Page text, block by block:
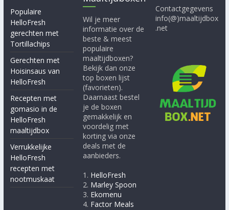
Populaire
HelloFresh
gerechten met
Tortillachips
Gerechten met
Hoisinsaus van
HelloFresh
Recepten met
gomasio in de
HelloFresh
maaltijdbox
Verrukkelijke
HelloFresh
recepten met
nootmuskaat
Wil je meer
informatie over de
beste & meest
populaire
maaltijdboxen?
Bekijk dan onze
top boxen lijst
(favorieten).
Daarnaast bestel
je de boxen
gemakkelijk en
voordelig met
korting via onze
deals met de
aanbieders.
1. HelloFresh
2. Marley Spoon
3. Ekomenu
4. Factor Meals
Contactgegevens
info(@)maaltijdbox
.net